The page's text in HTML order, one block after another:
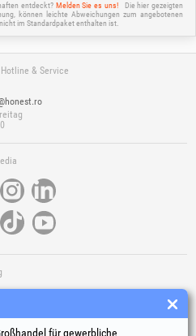
entdeckt? Melden Sie es uns!
Die hier gezeigten
können leichte Abweichungen zum angebotenen
im Standardpaket enthalten ist.
& Service
für gewerbliche